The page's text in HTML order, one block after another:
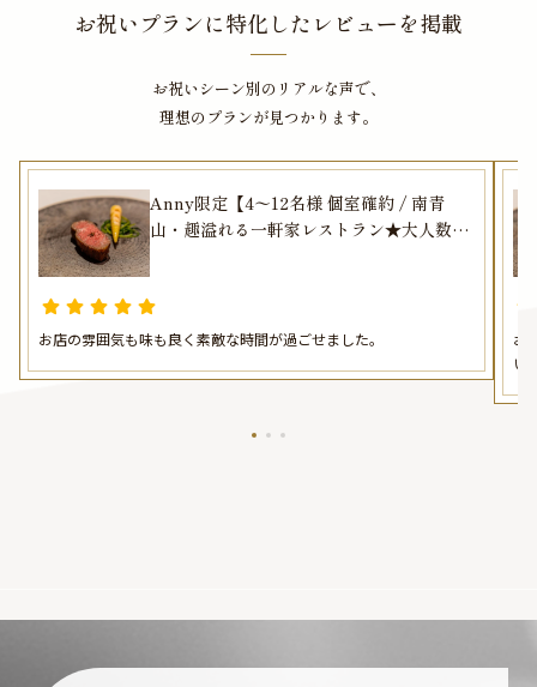
分に感じられる、珠玉の味わいです。伝統を重んじながらも、自然の恵みを丁
寧に仕立て、自由で独創的なイタリア料理に昇華させた“Cucina Natura”を心
ド「GAMBERO ROSSO」も認める、実力派イタリアン「Ristorante Italiano
Etruschi」が、記憶に残る美食のひとときをお届けいたします。
「Ristorante Italiano Etruschi」のお祝いプランでは、花束のご手配や、Anny
限定のメッセージカード、ギフトをオプションとしてお付けすることができま
す。メッセージカードは着席時に、ギフトはデザートタイムにご予約主様にお
渡し致しますので、サプライズ演出にお役立てください。とっておきのお祝い
シーンを心を込めてお手伝いいたします。
お祝いプランに特化したレビューを掲載
お祝いシーン別のリアルな声で、
理想のプランが見つかります。
Anny限定【4〜12名様 個室確約 / 南青
山・趣溢れる一軒家レストラン★大人数の
Wメイン・Wパスタの贅沢なイタリアンコ
ース＋乾杯ドリンク＋メッセージプレート
お店の雰囲気も味も良く素敵な時間が過ごせました。
お
い